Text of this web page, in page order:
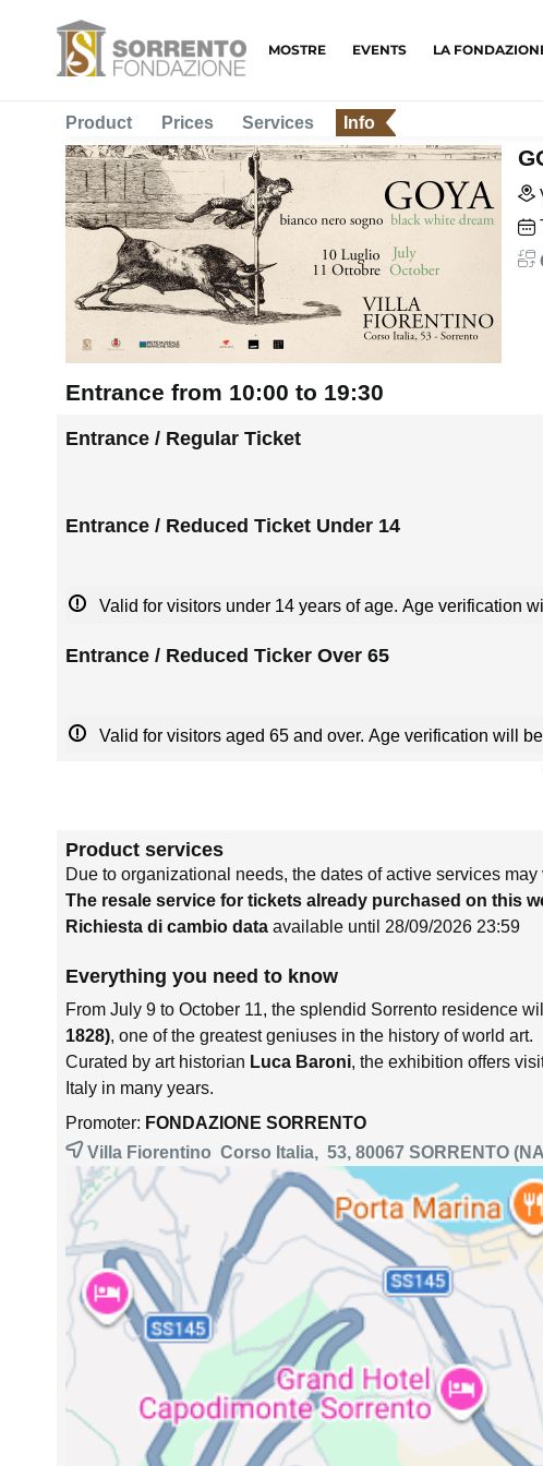
MOSTRE EVENTS LA
Product Prices Services Info
Entrance from 10:00 to 19:30
Entrance / Regular Ticket
Entrance / Reduced Ticket Under 14
Valid for visitors under 14 years of age. Age verification
Entrance / Reduced Ticker Over 65
Valid for visitors aged 65 and over. Age verification will
Product services
Due to organizational needs, the dates of active services may
The resale service for tickets already purchased on this
Richiesta di cambio data available until 28/09/2026 23:59
Everything you need to know
From July 9 to October 11, the splendid Sorrento residence
1828), one of the greatest geniuses in the history of world art.
Curated by art historian Luca Baroni, the exhibition offers
Italy in many years.
Promoter: FONDAZIONE SORRENTO
Villa Fiorentino Corso Italia, 53, 80067 SORRENTO